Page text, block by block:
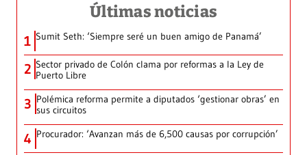
Últimas noticias
1 Sumit Seth: ‘Siempre seré un buen amigo de Panamá’
2 Sector privado de Colón clama por reformas a la Ley de
Puerto Libre
3 Polémica reforma permite a diputados ‘gestionar obras’ en
sus circuitos
4 Procurador: ‘Avanzan más de 6,500 causas por corrupción’